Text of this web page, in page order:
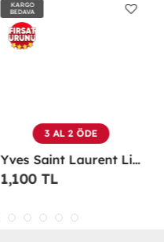
KARGO
BEDAVA
3 AL 2 ÖDE
Yves Saint Laurent Libre EDP 90 Ml Kadın Parfüm - YSLL
1,100 TL